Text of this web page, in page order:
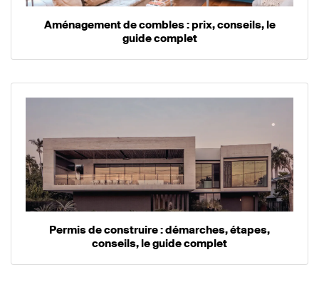
Aménagement de combles : prix, conseils, le
guide complet
Permis de construire : démarches, étapes,
conseils, le guide complet